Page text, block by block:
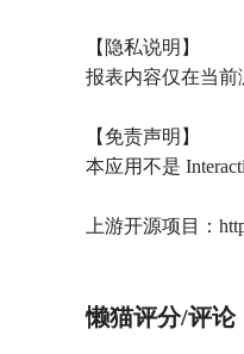
【隐私说明】
报表内容仅在当
【免责声明】
本应用不是
上游开源项目：
懒猫评分/评论